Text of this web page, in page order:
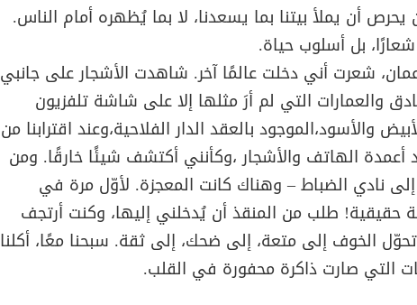
أن يملأ بيتنا بما يسعدنا، لا بما يُظهره أمام الناس.
بل أسلوب حياة.
شعرت أني دخلت عالمًا آخر. شاهدت الأشجار على جانبي
والعمارات التي لم أرَ مثلها إلا على شاشة تلفزيون
والأسود،الموجود بالعقد الدار الفلاحية،وعند اقترابنا من
أعمدة الهاتف والأشجار ،وكأنني أكتشف شيئًا خارقًا. ومن
نادي الضباط – وهناك كانت المعجزة. لأوّل مرة في
حقيقية! طلب من المنقذ أن يُدخلني إليها، وكنت أرتجف
الخوف إلى متعة، إلى ضحك، إلى ثقة. سبحنا معًا، أكلنا
التي صارت ذاكرة محفورة في القلب.